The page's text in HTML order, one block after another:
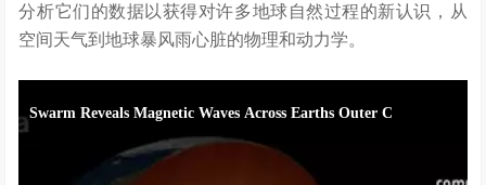
分析它们的数据以获得对许多地球自然过程的新认识，从
空间天气到地球暴风雨心脏的物理和动力学。